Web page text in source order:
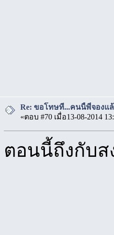
Re: ขอโทษที...คนนี้พี่จองแล้
«ตอบ #70 เมื่อ13-08-2014
ตอนนี้ถึงกับส